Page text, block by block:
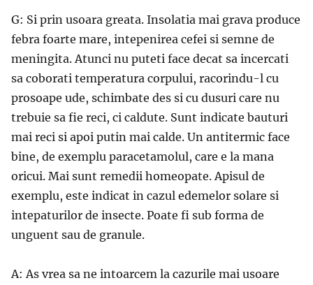
G: Si prin usoara greata. Insolatia mai grava produce
febra foarte mare, intepenirea cefei si semne de
meningita. Atunci nu puteti face decat sa incercati
sa coborati temperatura corpului, racorindu-l cu
prosoape ude, schimbate des si cu dusuri care nu
trebuie sa fie reci, ci caldute. Sunt indicate bauturi
mai reci si apoi putin mai calde. Un antitermic face
bine, de exemplu paracetamolul, care e la mana
oricui. Mai sunt remedii homeopate. Apisul de
exemplu, este indicat in cazul edemelor solare si
intepaturilor de insecte. Poate fi sub forma de
unguent sau de granule.
A: As vrea sa ne intoarcem la cazurile mai usoare